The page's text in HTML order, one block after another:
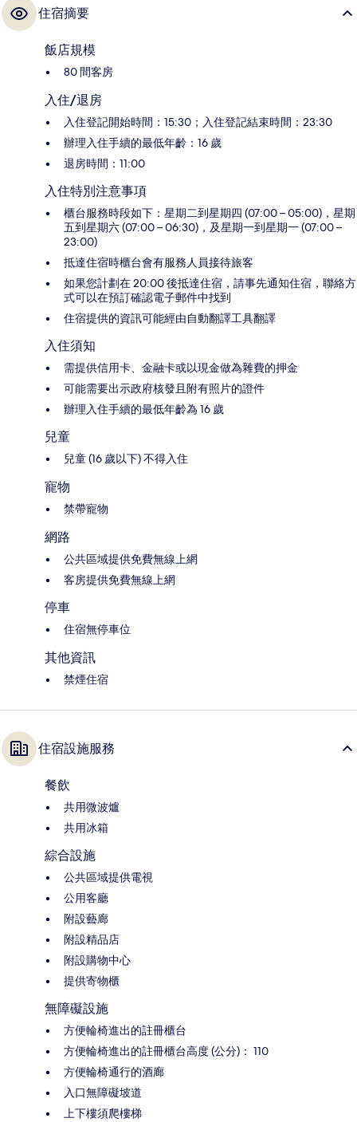
住宿摘要
飯店規模
80 間客房
入住/退房
入住登記開始時間：15:30；入住登記結束時間：23:30
辦理入住手續的最低年齡：16 歲
退房時間：11:00
入住特別注意事項
櫃台服務時段如下：星期二到星期四 (07:00 – 05:00)，星期
五到星期六 (07:00 – 06:30)，及星期一到星期一 (07:00 –
23:00)
抵達住宿時櫃台會有服務人員接待旅客
如果您計劃在 20:00 後抵達住宿，請事先通知住宿，聯絡方
式可以在預訂確認電子郵件中找到
住宿提供的資訊可能經由自動翻譯工具翻譯
入住須知
需提供信用卡、金融卡或以現金做為雜費的押金
可能需要出示政府核發且附有照片的證件
辦理入住手續的最低年齡為 16 歲
兒童
兒童 (16 歲以下) 不得入住
寵物
禁帶寵物
網路
公共區域提供免費無線上網
客房提供免費無線上網
停車
住宿無停車位
其他資訊
禁煙住宿
住宿設施服務
餐飲
共用微波爐
共用冰箱
綜合設施
公共區域提供電視
公用客廳
附設藝廊
附設精品店
附設購物中心
提供寄物櫃
無障礙設施
方便輪椅進出的註冊櫃台
方便輪椅進出的註冊櫃台高度 (公分)： 110
方便輪椅通行的酒廊
入口無障礙坡道
上下樓須爬樓梯